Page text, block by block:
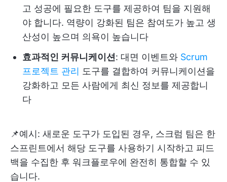
고 성공에 필요한 도구를 제공하여 팀을 지원해
야 합니다. 역량이 강화된 팀은 참여도가 높고 생
산성이 높으며 의욕이 높습니다
효과적인 커뮤니케이션 : 대면 이벤트와 Scrum
프로젝트 관리 도구를 결합하여 커뮤니케이션을
강화하고 모든 사람에게 최신 정보를 제공합니
다
📌예시: 새로운 도구가 도입된 경우, 스크럼 팀은 한
스프린트에서 해당 도구를 사용하기 시작하고 피드
백을 수집한 후 워크플로우에 완전히 통합할 수 있
습니다.